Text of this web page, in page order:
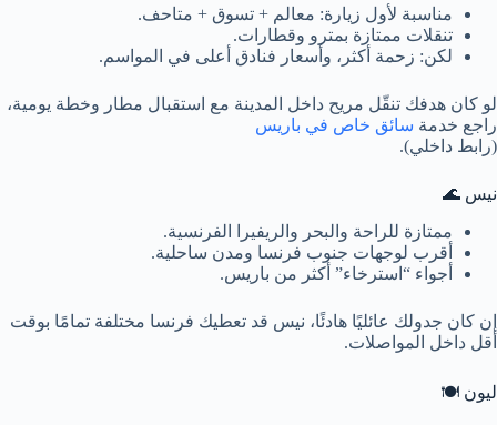
مناسبة لأول زيارة: معالم + تسوق + متاحف.
تنقلات ممتازة بمترو وقطارات.
لكن: زحمة أكثر، وأسعار فنادق أعلى في المواسم.
لو كان هدفك تنقّل مريح داخل المدينة مع استقبال مطار وخطة يومية،
راجع خدمة سائق خاص في باريس
(رابط داخلي).
نيس 🌊
ممتازة للراحة والبحر والريفيرا الفرنسية.
أقرب لوجهات جنوب فرنسا ومدن ساحلية.
أجواء “استرخاء” أكثر من باريس.
إن كان جدولك عائليًا هادئًا، نيس قد تعطيك فرنسا مختلفة تمامًا بوقت
أقل داخل المواصلات.
ليون 🍽️